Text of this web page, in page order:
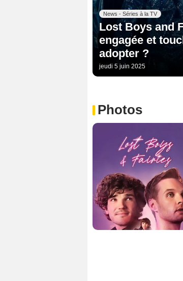
News - Séries à la TV
Lost Boys and
engagée et
adopter ?
jeudi 5 juin 2025
Photos